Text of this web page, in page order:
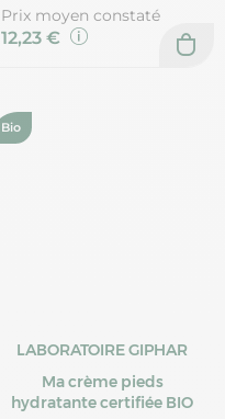
Prix moyen constaté
12,23 €
LABORATOIRE GIPHAR
Ma crème pieds
hydratante certifiée BIO
Bio